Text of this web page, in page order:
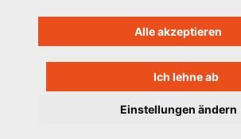
Alle akzeptieren
Ich lehne ab
Einstellungen ändern
Hilfe
Datenschutzhinweis